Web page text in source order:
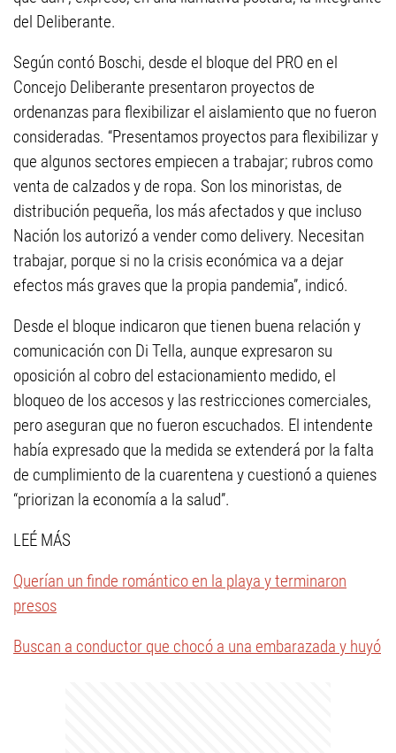
del Deliberante.
Según contó Boschi, desde el bloque del PRO en el
Concejo Deliberante presentaron proyectos de
ordenanzas para flexibilizar el aislamiento que no fueron
consideradas. “Presentamos proyectos para flexibilizar y
que algunos sectores empiecen a trabajar; rubros como
venta de calzados y de ropa. Son los minoristas, de
distribución pequeña, los más afectados y que incluso
Nación los autorizó a vender como delivery. Necesitan
trabajar, porque si no la crisis económica va a dejar
efectos más graves que la propia pandemia”, indicó.
Desde el bloque indicaron que tienen buena relación y
comunicación con Di Tella, aunque expresaron su
oposición al cobro del estacionamiento medido, el
bloqueo de los accesos y las restricciones comerciales,
pero aseguran que no fueron escuchados. El intendente
había expresado que la medida se extenderá por la falta
de cumplimiento de la cuarentena y cuestionó a quienes
“priorizan la economía a la salud”.
LEÉ MÁS
Querían un finde romántico en la playa y terminaron
presos
Buscan a conductor que chocó a una embarazada y huyó